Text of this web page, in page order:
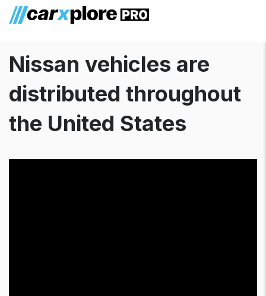
Nissan vehicles are
distributed throughout
the United States